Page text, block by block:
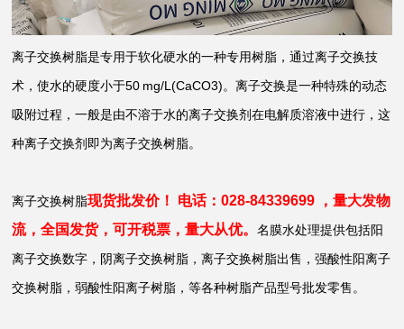
离子交换树脂是专用于软化硬水的一种专用树脂，通过离子交换技
术，使水的硬度小于50 mg/L(CaCO3)。离子交换是一种特殊的动态
吸附过程，一般是由不溶于水的离子交换剂在电解质溶液中进行，这
种离子交换剂即为离子交换树脂。
离子交换树脂现货批发价！ 电话：028-84339699 ，量大发物
流，全国发货，可开税票，量大从优。名膜水处理提供包括阳
离子交换数字， 阴离子交换树脂，离子交换树脂出售，强酸性阳离子
交换树脂，弱酸性阳离子树脂，等各种树脂产品型号批发零售。